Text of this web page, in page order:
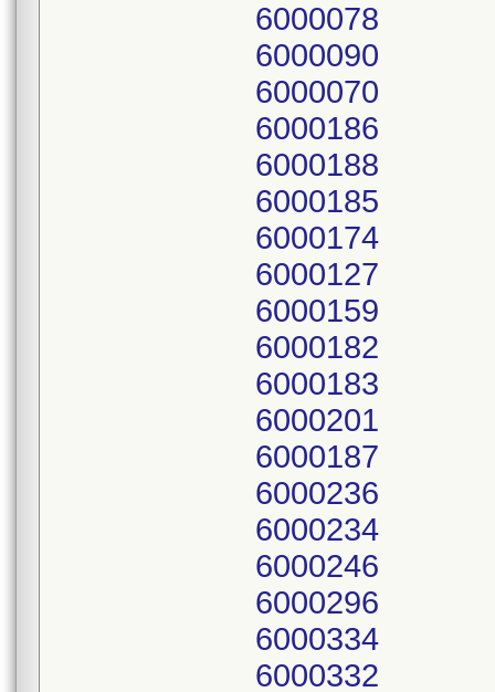
6000078
6000090
6000070
6000186
6000188
6000185
6000174
6000127
6000159
6000182
6000183
6000201
6000187
6000236
6000234
6000246
6000296
6000334
6000332